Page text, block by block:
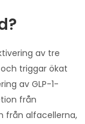
av tre
triggar ökat
av GLP-1-
från
från alfacellerna,